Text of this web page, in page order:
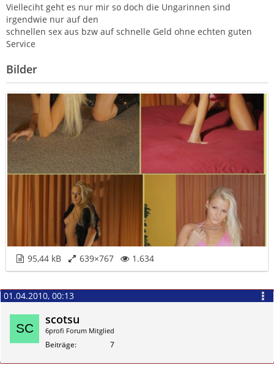
Vielleciht geht es nur mir so doch die Ungarinnen sind
irgendwie nur auf den
schnellen sex aus bzw auf schnelle Geld ohne echten guten
Service
Bilder
95,44 kB 639×767 1.634
01.04.2010, 00:13
scotsu
6profi Forum Mitglied
Beiträge 7